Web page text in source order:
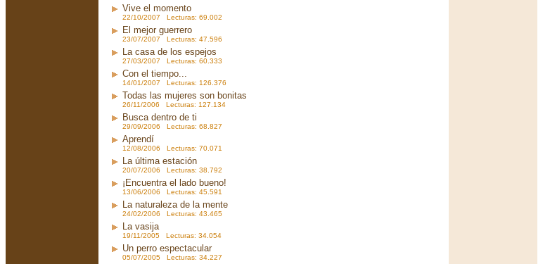
Vive el momento
22/10/2007 Lecturas: 69.002
El mejor guerrero
23/07/2007 Lecturas: 47.596
La casa de los espejos
27/03/2007 Lecturas: 60.333
Con el tiempo...
14/01/2007 Lecturas: 126.376
Todas las mujeres son bonitas
26/11/2006 Lecturas: 127.134
Busca dentro de ti
29/09/2006 Lecturas: 68.827
Aprendí
12/08/2006 Lecturas: 70.071
La última estación
20/07/2006 Lecturas: 38.792
¡Encuentra el lado bueno!
13/06/2006 Lecturas: 45.591
La naturaleza de la mente
24/02/2006 Lecturas: 43.465
La vasija
19/11/2005 Lecturas: 34.054
Un perro espectacular
05/07/2005 Lecturas: 34.227